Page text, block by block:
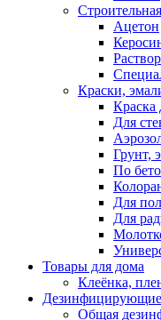
Ацетон
Краски,
Краска
Для
Грунт,
По
Для
Для
Товары для дома
Клеёнка,
Дезинфицирующие
Общая